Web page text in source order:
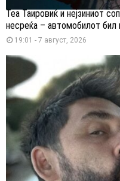
Теа Таировиќ и нејзиниот
несреќа – автомобилот бил
19:01 - 7 август, 2026